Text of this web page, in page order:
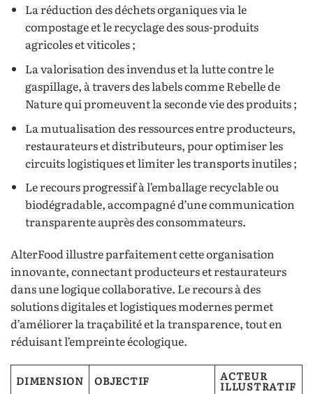
La réduction des déchets organiques via le
compostage et le recyclage des sous-produits
agricoles et viticoles ;
La valorisation des invendus et la lutte contre le
gaspillage, à travers des labels comme Rebelle de
Nature qui promeuvent la seconde vie des produits ;
La mutualisation des ressources entre producteurs,
restaurateurs et distributeurs, pour optimiser les
circuits logistiques et limiter les transports inutiles ;
Le recours progressif à l’emballage recyclable ou
biodégradable, accompagné d’une communication
transparente auprès des consommateurs.
AlterFood illustre parfaitement cette organisation
innovante, connectant producteurs et restaurateurs
dans une logique collaborative. Le recours à des
solutions digitales et logistiques modernes permet
d’améliorer la traçabilité et la transparence, tout en
réduisant l’empreinte écologique.
DIMENSION OBJECTIF ACTEUR
ILLUSTRATIF